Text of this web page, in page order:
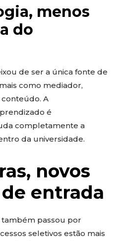
menos
do
de ser a única fonte de
como mediador,
A
é
completamente a
da universidade.
novos
entrada
também passou por
seletivos estão mais